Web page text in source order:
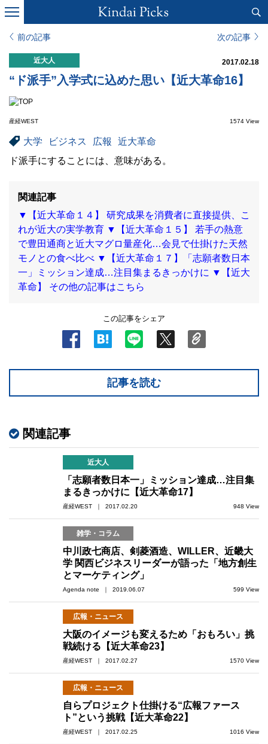
前の記事 次の記事
近大人 2017.02.18
“ド派手”入学式に込めた思い【近大革命16】
産経WEST 1574 View
大学 ビジネス 広報
近大革命
ド派手にすることには、意味がある。
関連記事
▼【近大革命１４】 研究成果を消費者に直接提供、こ
れが近大の実学教育 ▼【近大革命１５】 若手の熱意
で豊田通商と近大マグロ量産化…会見で仕掛けた天然
モノとの食べ比べ ▼【近大革命１７】「志願者数日本
一」ミッション達成…注目集まるきっかけに ▼【近大
革命】 その他の記事はこちら
この記事をシェア
記事を読む
関連記事
近大人
「志願者数日本一」ミッション達成…注目集
まるきっかけに【近大革命17】
産経WEST ｜ 2017.02.20 948 View
雑学・コラム
中川政七商店、剣菱酒造、WILLER、近畿大
学 関西ビジネスリーダーが語った「地方創生
とマーケティング」
Agenda note ｜ 2019.06.07 599 View
広報・ニュース
大阪のイメージも変えるため「おもろい」挑
戦続ける【近大革命23】
産経WEST ｜ 2017.02.27 1570 View
広報・ニュース
自らプロジェクト仕掛ける“広報ファース
ト”という挑戦【近大革命22】
産経WEST ｜ 2017.02.25 1016 View